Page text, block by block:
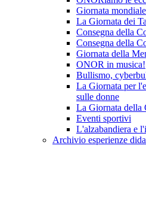
Giornata
La Giornata dei
Consegna della
Consegna della
Giornata della
ONOR in musica!
Bullismo,
La Giornata per
sulle donne
La Giornata della
Eventi sportivi
L'alzabandiera e
Archivio esperienze